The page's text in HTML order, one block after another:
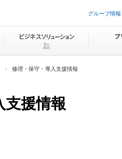
ビ
ョ
グループ情報
修理・保守・導入支援情報
援情報